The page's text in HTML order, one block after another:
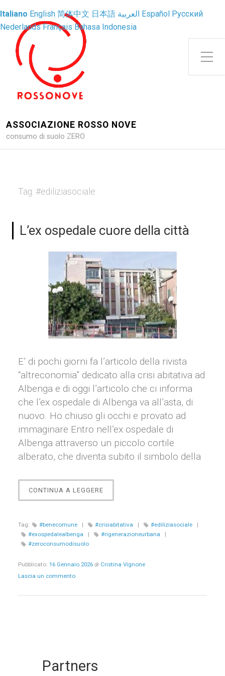
Attiva/disattiva il menu
ASSOCIAZIONE ROSSO NOVE
consumo di suolo ZERO
Tag: #ediliziasociale
L’ex ospedale cuore della città
E’ di pochi giorni fa l’articolo della rivista
“altreconomia” dedicato alla crisi abitativa ad
Albenga e di oggi l’articolo che ci informa
che l’ex ospedale di Albenga va all’asta, di
nuovo. Ho chiuso gli occhi e provato ad
immaginare Entro nell’ex ospedale di
Albenga attraverso un piccolo cortile
alberato, che diventa subito il simbolo della
CONTINUA A LEGGERE
OSPEDALE
DELLA
CITTÀ”
Tag: #benecomune | #crisiabitativa | #ediliziasociale
|
#exospedalealbenga
| #rigenerazioneurbana
|
#zeroconsumodisuolo
Pubblicato: 16 Gennaio 2026 di Cristina Vignone
Lascia un commento
Partners
Italiano English 简体中文 日本語 العربية Español Русский
Nederlands Français Bahasa Indonesia